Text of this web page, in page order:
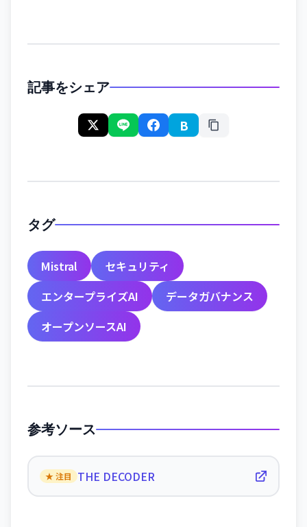
記事をシェア
B
タグ
Mistral
セキュリティ
エンタープライズAI
データガバナンス
オープンソースAI
参考ソース
★ 注目 THE DECODER